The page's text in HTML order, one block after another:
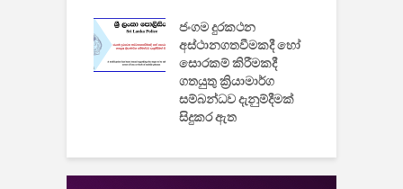
ජංගම දුරකථන
අස්ථානගතවීමකදී හෝ
සොරකම් කිරීමකදී
ගතයුතු ක්‍රියාමාර්ග
සම්බන්ධව දැනුම්දීමක්
සිදුකර ඇත